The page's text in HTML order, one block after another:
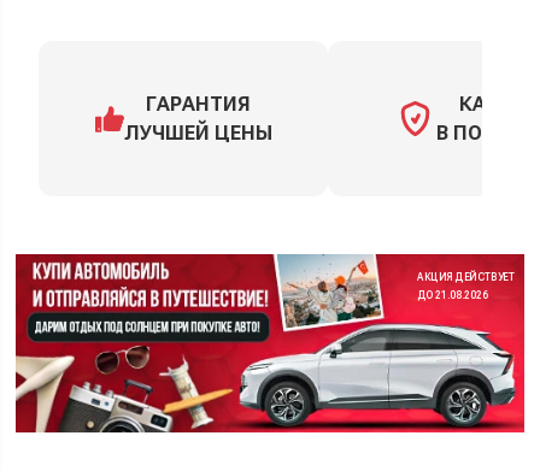
ГАРАНТИЯ
ЛУЧШЕЙ ЦЕНЫ
КАСКО
В
АКЦИЯ ДЕЙСТВУЕТ
ДО 21.08.2026